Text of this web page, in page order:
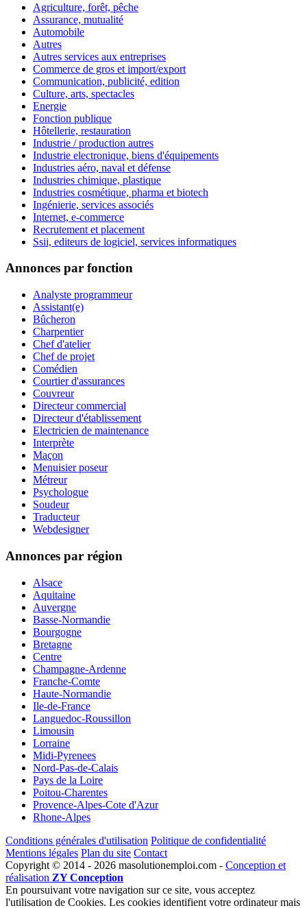
Agriculture, forêt, pêche
Assurance, mutualité
Automobile
Autres
Autres services aux entreprises
Commerce de gros et import/export
Communication, publicité, edition
Culture, arts, spectacles
Energie
Fonction publique
Hôtellerie, restauration
Industrie / production autres
Industrie electronique, biens d'équipements
Industries aéro, naval et défense
Industries chimique, plastique
Industries cosmétique, pharma et biotech
Ingénierie, services associés
Internet, e-commerce
Recrutement et placement
Ssii, editeurs de logiciel, services informatiques
Annonces par fonction
Analyste programmeur
Assistant(e)
Bûcheron
Charpentier
Chef d'atelier
Chef de projet
Comédien
Courtier d'assurances
Couvreur
Directeur commercial
Directeur d'établissement
Electricien de maintenance
Interprète
Maçon
Menuisier poseur
Métreur
Psychologue
Soudeur
Traducteur
Webdesigner
Annonces par région
Alsace
Aquitaine
Auvergne
Basse-Normandie
Bourgogne
Bretagne
Centre
Champagne-Ardenne
Franche-Comte
Haute-Normandie
Ile-de-France
Languedoc-Roussillon
Limousin
Lorraine
Midi-Pyrenees
Nord-Pas-de-Calais
Pays de la Loire
Poitou-Charentes
Provence-Alpes-Cote d'Azur
Rhone-Alpes
Conditions générales d'utilisation Politique de confidentialité
Mentions légales Plan du site Contact
Copyright © 2014 - 2026 masolutionemploi.com - Conception et
réalisation ZY Conception
En poursuivant votre navigation sur ce site, vous acceptez
l'utilisation de Cookies. Les cookies identifient votre ordinateur mais